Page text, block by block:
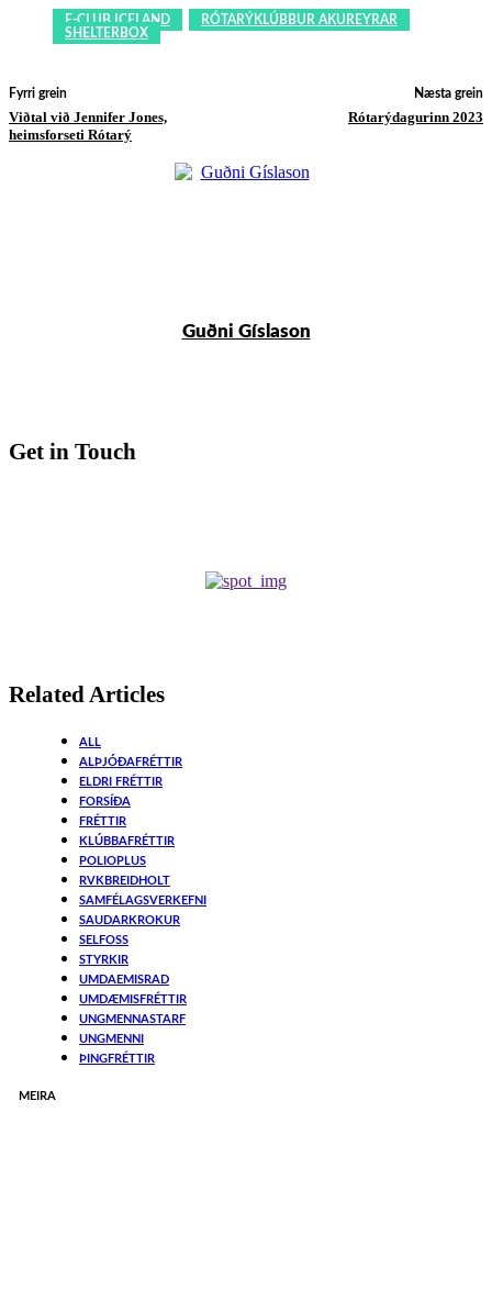
E-CLUB ICELAND
RÓTARÝKLÚBBUR AKUREYRAR
SHELTERBOX
Fyrri grein
Viðtal við Jennifer Jones,
heimsforseti Rótarý
Næsta grein
Rótarýdagurinn 2023
Guðni Gíslason
Get in Touch
Related Articles
ALL
ALÞJÓÐAFRÉTTIR
ELDRI FRÉTTIR
FORSÍÐA
FRÉTTIR
KLÚBBAFRÉTTIR
POLIOPLUS
RVKBREIDHOLT
SAMFÉLAGSVERKEFNI
SAUDARKROKUR
SELFOSS
STYRKIR
UMDAEMISRAD
UMDÆMISFRÉTTIR
UNGMENNASTARF
UNGMENNI
ÞINGFRÉTTIR
MEIRA